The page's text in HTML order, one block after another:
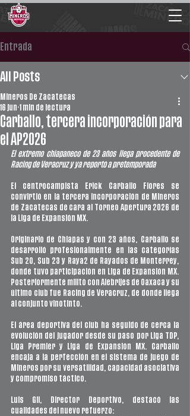
Entrada
All Posts
Carballo, tercera incorporación para
el AP2026
Mineros De Zacatecas
16 jun 1 min de lectura
El extremo chiapaneco de 23 años llega procedente de
Racing de Veracruz y ya reportó a pretemporada
El centrocampista Erick Carballo Flores se
convirtió en la tercera incorporación de Mineros
de Zacatecas de cara al Torneo Apertura 2026 de
la Liga de Expansión MX.
Originario de Chiapas y con 23 años, Carballo se
desarrolló profesionalmente en las categorías
Sub 20, Sub 23 y Raya2 de Rayados de Monterrey,
donde tuvo participación en Liga de Expansión MX.
Posteriormente militó con Alebrijes de Oaxaca y su
último club fue Racing de Veracruz, de donde llega
al conjunto vinotinto.
El área deportiva del club ha seguido de cerca la
evolución del jugador desde su paso por Liga TDP,
Liga Premier y Liga de Expansión MX. Carballo
encaja a la perfección en el sistema de juego de
Mineros por su versatilidad, capacidad asociativa
y compromiso táctico.
Luis Gil, Director Deportivo, destacó las
cualidades del nuevo refuerzo: